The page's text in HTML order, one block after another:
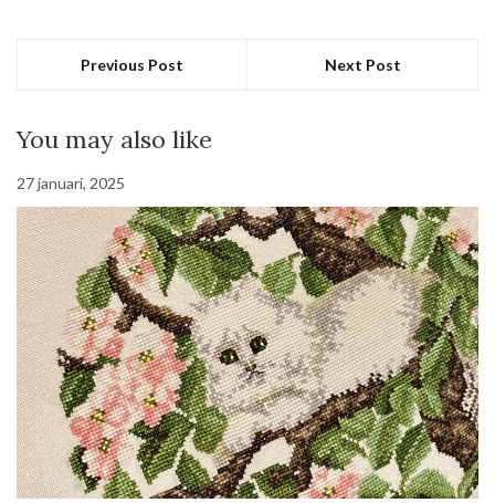
Previous Post Next Post
You may also like
27 januari, 2025